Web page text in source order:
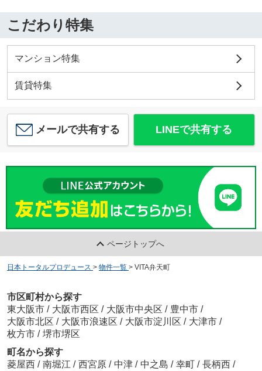
こだわり特集
マンション特集
賃貸特集
メールで共有する LINEで共有する
ページトップへ
日本トータルプロデュース > 物件一覧 > VITA弁天町
市区町村から探す
東大阪市 / 大阪市西区 / 大阪市中央区 / 豊中市 /
大阪市北区 / 大阪市浪速区 / 大阪市淀川区 / 大津市 /
枚方市 / 堺市堺区
町名から探す
菱屋西 / 南堀江 / 西宮原 / 中津 / 中之島 / 幸町 / 長柄西 /